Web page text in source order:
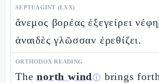
SEPTUAGINT (LXX)
ἄνεμος βορέας ἐξεγείρει
ἀναιδὲς γλῶσσαν ἐρεθίζει.
ORTHODOX READING
Thenorth windⓘ brings